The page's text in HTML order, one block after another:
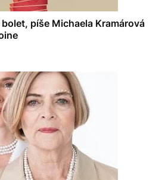
píše Michaela Kramárová